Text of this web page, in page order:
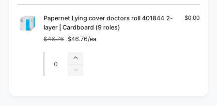
cart
Papernet Lying cover doctors roll 401844 2-
layer | Cardboard (9 roles)
Regular
price
$46.76
Sale
price
$46.76/ea
$0.00
Quantity
Increase
quantity
Decrease